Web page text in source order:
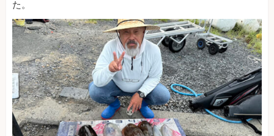
た。